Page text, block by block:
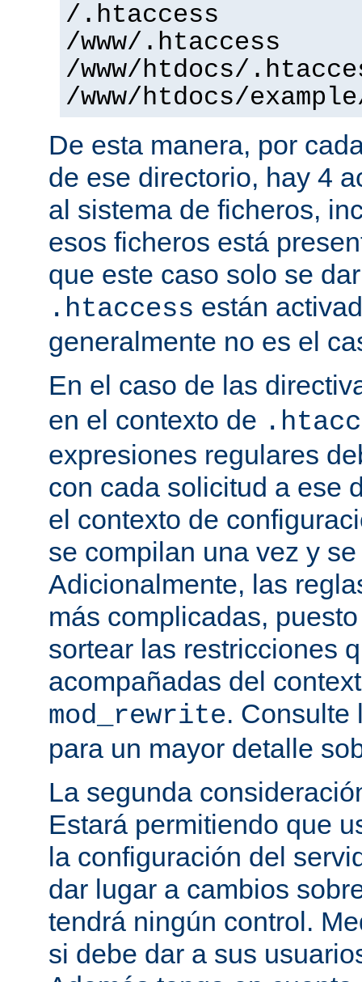
/.htaccess
/www/.htaccess
/www/htdocs/
/www/htdocs/
De esta manera, por
de ese directorio, hay 4
al sistema de ficheros,
esos ficheros está
que este caso solo se
.htaccess están
generalmente no es el
En el caso de las
en el contexto de
expresiones regulares
con cada solicitud a ese
el contexto de
se compilan una vez y
Adicionalmente, las
más complicadas,
sortear las restricciones
acompañadas del
mod_rewrite.
para un mayor detalle
La segunda
Estará permitiendo que
la configuración del
dar lugar a cambios
tendrá ningún control.
si debe dar a sus